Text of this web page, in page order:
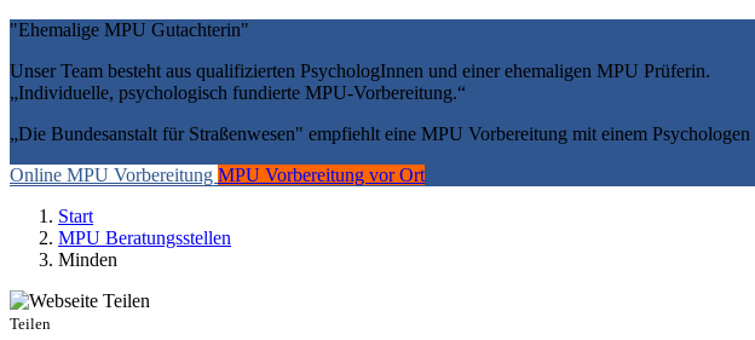
"Ehemalige MPU Gutachterin"
Unser Team besteht aus qualifizierten PsychologInnen und einer ehemaligen MPU Prüferin.
„Individuelle, psychologisch fundierte MPU-Vorbereitung.“
„Die Bundesanstalt für Straßenwesen" empfiehlt eine MPU Vorbereitung mit einem
Online MPU Vorbereitung MPU Vorbereitung vor Ort
Start
MPU Beratungsstellen
Minden
Teilen